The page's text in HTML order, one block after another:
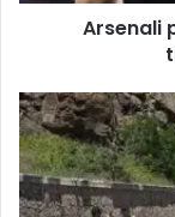
Arsenali